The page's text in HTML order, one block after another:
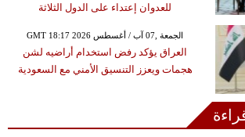
للعدوان إعتداء على الدول الثلاثة
GMT 18:17 2026 الجمعة ,07 آب / أغسطس
العراق يؤكد رفض استخدام أراضيه لشن
هجمات ويعزز التنسيق الأمني مع السعودية